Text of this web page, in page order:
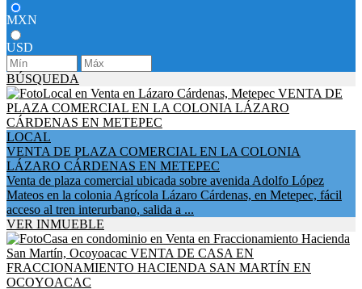
MXN
USD
BÚSQUEDA
LOCAL
VENTA DE PLAZA COMERCIAL EN LA COLONIA
LÁZARO CÁRDENAS EN METEPEC
Venta de plaza comercial ubicada sobre avenida Adolfo López
Mateos en la colonia Agrícola Lázaro Cárdenas, en Metepec, fácil
acceso al tren interurbano, salida a ...
VER INMUEBLE